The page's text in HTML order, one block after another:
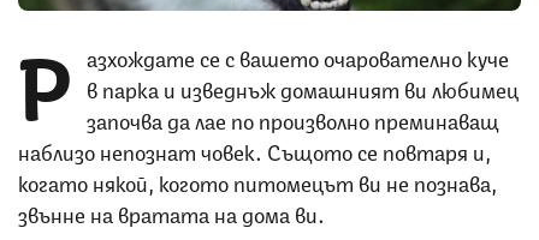
Р азхождате се с вашето очарователно куче
в парка и изведнъж домашният ви любимец
започва да лае по произволно преминаващ
наблизо непознат човек. Същото се повтаря и,
когато някой, когото питомецът ви не познава,
звънне на вратата на дома ви.